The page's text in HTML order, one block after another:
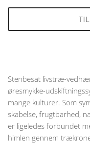
Stenbesat livstræ-
øresmykke-
mange kulturer. Som
skabelse, frugtbarhed,
er ligeledes forbundet
himlen gennem